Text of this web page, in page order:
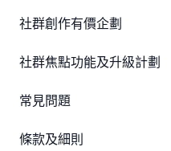
社群創作有價企劃
社群焦點功能及升級計劃
常見問題
條款及細則